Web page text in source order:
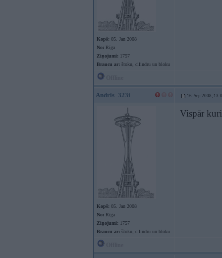
Kopš: 05. Jan 2008
No: Rīga
Ziņojumi: 1757
Braucu ar: štoku, cilindru un bloku
Andris_323i 16. Sep 2008,
Kopš: 05. Jan 2008
No: Rīga
Ziņojumi: 1757
Braucu ar: štoku, cilindru un bloku
Vispār